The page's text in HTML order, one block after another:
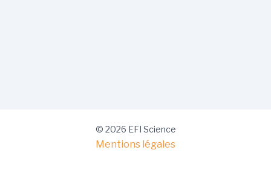
© 2026 EFI Science
Mentions légales